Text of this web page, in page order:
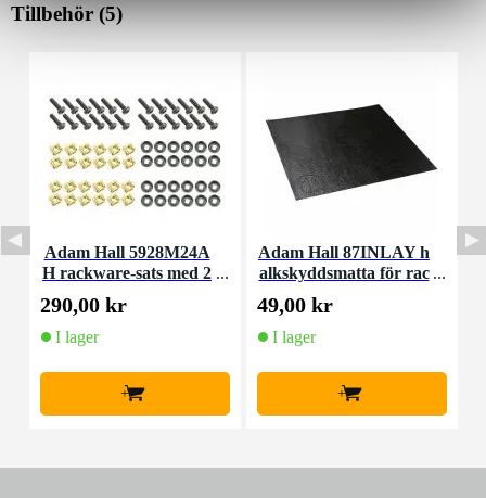
Tillbehör (5)
Adam Hall 5928M24A
H rackware-sats med 2
4 M6-skruvar och mutt
rar
290,00 kr
I lager
+
Adam Hall 87INLAY h
alkskyddsmatta för rac
klåda 19 tum
49,00 kr
I lager
+